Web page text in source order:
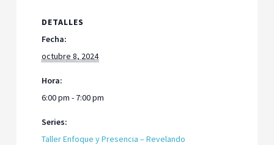
DETALLES
Fecha:
octubre 8, 2024
Hora:
6:00 pm - 7:00 pm
Series:
Taller Enfoque y Presencia – Revelando